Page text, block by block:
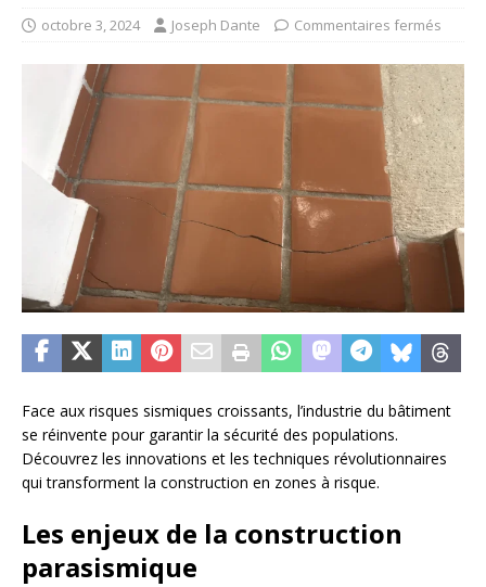
octobre 3, 2024 Joseph Dante Commentaires fermés
Face aux risques sismiques croissants, l’industrie du bâtiment
se réinvente pour garantir la sécurité des populations.
Découvrez les innovations et les techniques révolutionnaires
qui transforment la construction en zones à risque.
Les enjeux de la construction
parasismique